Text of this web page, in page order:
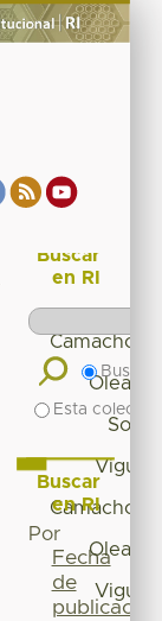
Camacho
Olea
Solís
Camacho
Olea
Buscar
en RI
Buscar
Esta
Buscar
en RI
Por
Fecha
de
publicación